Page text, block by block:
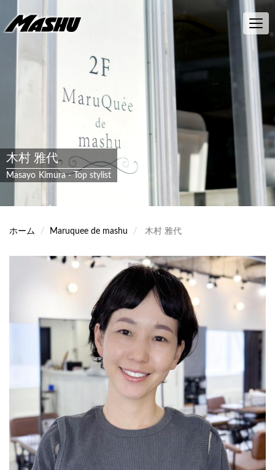
ン
木村 雅代
Masayo Kimura-Top stylist
ホーム Maruquee de mashu 木村 雅代